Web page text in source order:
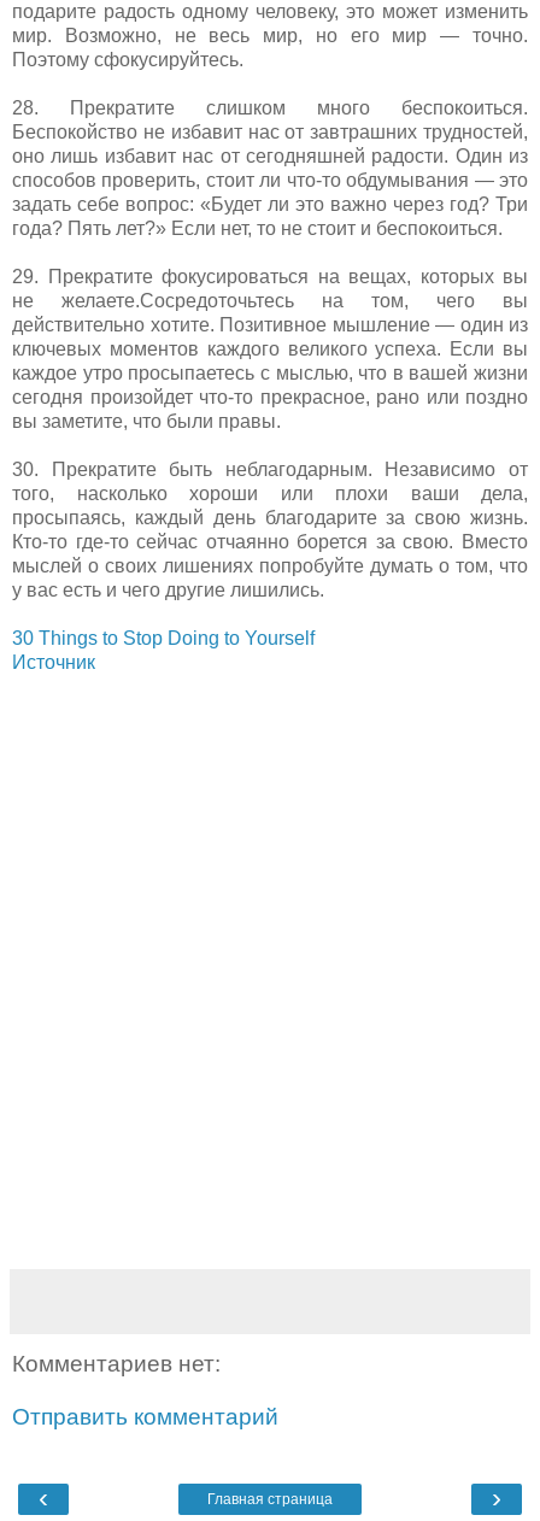
подарите радость одному человеку, это может изменить
мир. Возможно, не весь мир, но его мир — точно.
Поэтому сфокусируйтесь.
28. Прекратите слишком много беспокоиться.
Беспокойство не избавит нас от завтрашних трудностей,
оно лишь избавит нас от сегодняшней радости. Один из
способов проверить, стоит ли что-то обдумывания — это
задать себе вопрос: «Будет ли это важно через год? Три
года? Пять лет?» Если нет, то не стоит и беспокоиться.
29. Прекратите фокусироваться на вещах, которых вы
не желаете.Сосредоточьтесь на том, чего вы
действительно хотите. Позитивное мышление — один из
ключевых моментов каждого великого успеха. Если вы
каждое утро просыпаетесь с мыслью, что в вашей жизни
сегодня произойдет что-то прекрасное, рано или поздно
вы заметите, что были правы.
30. Прекратите быть неблагодарным. Независимо от
того, насколько хороши или плохи ваши дела,
просыпаясь, каждый день благодарите за свою жизнь.
Кто-то где-то сейчас отчаянно борется за свою. Вместо
мыслей о своих лишениях попробуйте думать о том, что
у вас есть и чего другие лишились.
30 Things to Stop Doing to Yourself
Источник
Комментариев нет:
Отправить комментарий
‹ ›
Главная страница